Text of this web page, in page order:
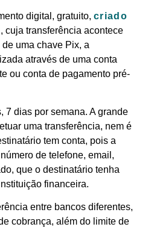
digital, gratuito, criado
, cuja transferência acontece
uma chave Pix, a
através de uma conta
ou conta de pagamento pré-
7 dias por semana. A grande
uma transferência, nem é
tem conta, pois a
de telefone, email,
que o destinatário tenha
financeira.
entre bancos diferentes,
cobrança, além do limite de